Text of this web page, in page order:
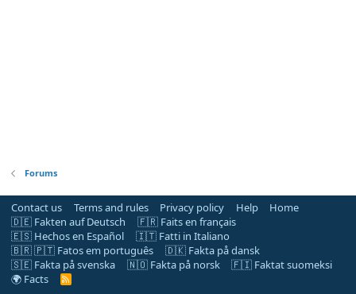
Forums
Contact us Terms and rules Privacy policy Help
Home
🇩🇪 Fakten auf Deutsch
🇫🇷 Faits en français
🇪🇸 Hechos en Español
🇮🇹 Fatti in Italiano
🇧🇷 🇵🇹 Fatos em português
🇩🇰 Fakta på dansk
🇸🇪 Fakta på svenska
🇳🇴 Fakta på norsk
🇫🇮 Faktat suomeksi
🌍 Facts
R